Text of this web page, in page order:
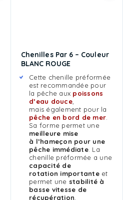
Chenilles Par 6 – Couleur
BLANC ROUGE
Cette chenille préformée
est recommandée pour
la pêche aux poissons
d’eau douce,
mais également pour la
pêche en bord de mer
Sa forme permet une
meilleure mise
à l’hameçon pour une
pêche immédiate. La
chenille préformée a une
capacité de
rotation importanteet
permet une stabilité à
basse vitesse de
récupération